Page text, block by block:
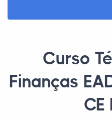
Curso
Finanças
CE